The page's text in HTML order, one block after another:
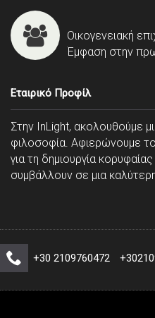
Οικογενειακή
Έμφαση στην
Εταιρικό Προφίλ
Στην InLight, ακολουθούμε
φιλοσοφία. Αφιερώνουμε
για τη δημιουργία
συμβάλλουν σε μια
+30 2109760472